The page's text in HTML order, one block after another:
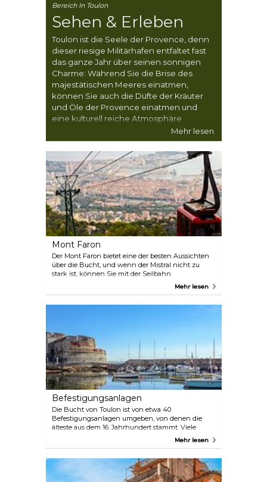
Bereich In Toulon
Sehen & Erleben
Toulon ist die Seele der Provence, denn
dieser riesige Militärhafen entfaltet fast
das ganze Jahr über seinen sonnigen
Charme: Während Sie die Brise des
majestätischen Meeres einatmen,
können Sie auch die Düfte der Kräuter
und Öle der Provence einatmen und
eine kulturell reiche Atmosphäre
erleben, die Sie überall herzlich
willkommen heißt.
Mehr lesen
Mont Faron
Der Mont Faron bietet eine der besten Aussichten
über die Bucht, und wenn der Mistral nicht zu
stark ist, können Sie mit der Seilbahn
hinauffahren. Erkundigen Sie sich an der Kasse
Mehr lesen
Befestigungsanlagen
Die Bucht von Toulon ist von etwa 40
Befestigungsanlagen umgeben, von denen die
älteste aus dem 16. Jahrhundert stammt. Viele
davon sieht man am besten aus der Ferne, zwei
kann man sogar besichtigen: Fort Balaguier und La
Mehr lesen